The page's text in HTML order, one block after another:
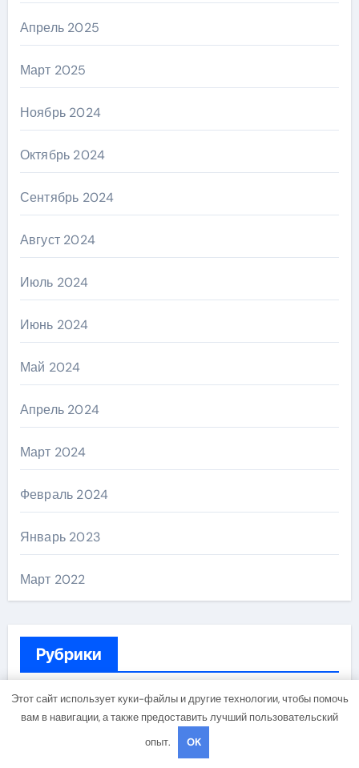
Апрель 2025
Март 2025
Ноябрь 2024
Октябрь 2024
Сентябрь 2024
Август 2024
Июль 2024
Июнь 2024
Май 2024
Апрель 2024
Март 2024
Февраль 2024
Январь 2023
Март 2022
Рубрики
Uncategorised
Этот сайт использует куки-файлы и другие технологии, чтобы помочь
вам в навигации, а также предоставить лучший пользовательский
опыт.
OK